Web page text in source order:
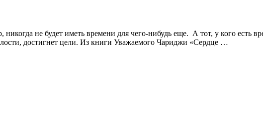
не будет иметь времени для чего-нибудь еще. А тот, у кого есть
достигнет цели. Из книги Уважаемого Чариджи «Сердце …